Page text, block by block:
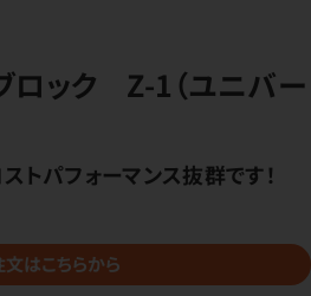
ロック Z-1（ユニバー
トパフォーマンス抜群です！
文はこちらから